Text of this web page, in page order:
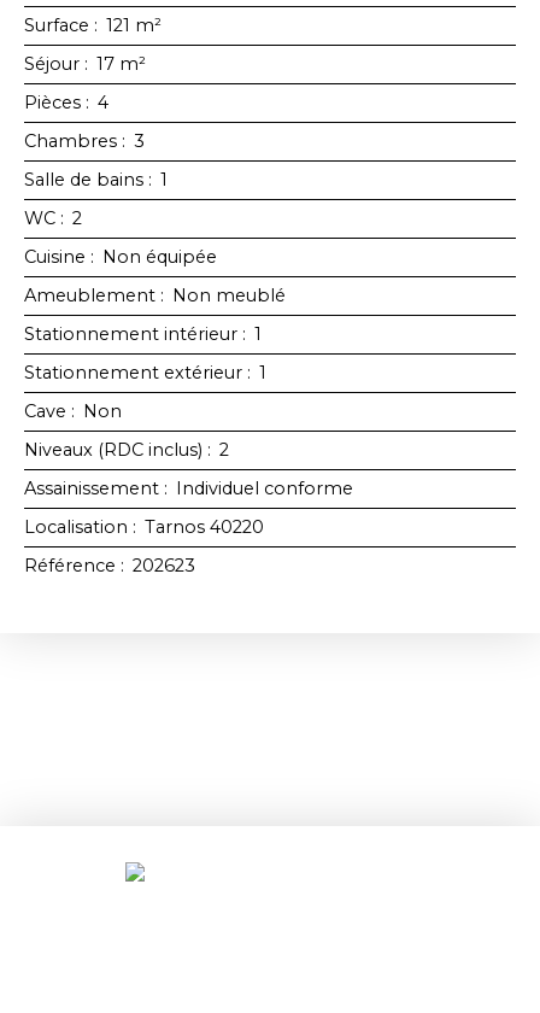
Surface : 121 m²
Séjour : 17 m²
Pièces : 4
Chambres : 3
Salle de bains : 1
WC : 2
Cuisine : Non équipée
Ameublement : Non meublé
Stationnement intérieur : 1
Stationnement extérieur : 1
Cave : Non
Niveaux (RDC inclus) : 2
Assainissement : Individuel conforme
Localisation : Tarnos 40220
Référence : 202623